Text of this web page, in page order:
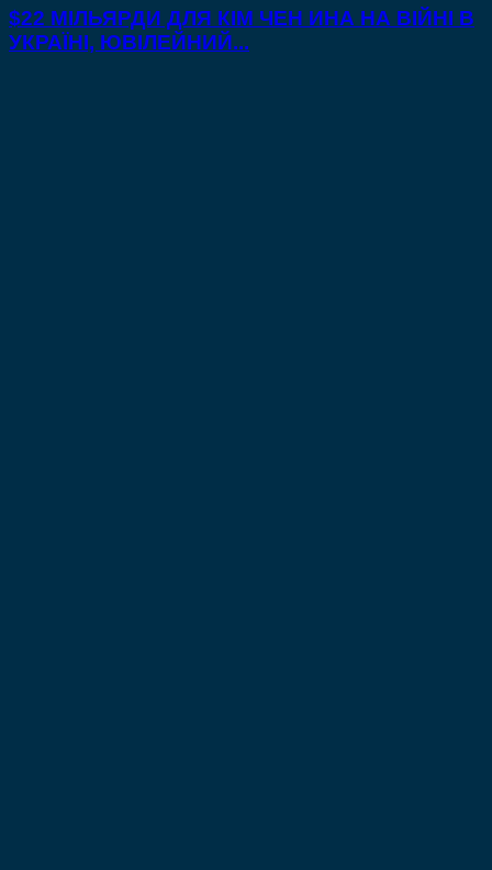
$22 МІЛЬЯРДИ ДЛЯ КІМ ЧЕН ИНА НА ВІЙНІ В
УКРАЇНІ, ЮВІЛЕЙНИЙ...